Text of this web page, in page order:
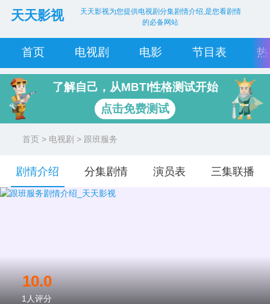
天天影视
天天影视为您提供电视剧分集剧情介绍,是您看剧情
的必备网站
首页 电视剧 电影 节目表
了解自己，从MBTI性格测试开始
点击免费测试
首页 > 电视剧 > 跟班服务
剧情介绍 分集剧情 演员表 三集联播
10.0
1 人评分